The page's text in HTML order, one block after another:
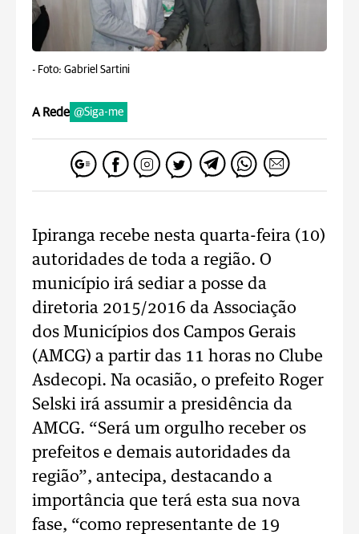
- Foto: Gabriel Sartini
A Rede @Siga-me
Ipiranga recebe nesta quarta-feira (10)
autoridades de toda a região. O
município irá sediar a posse da
diretoria 2015/2016 da Associação
dos Municípios dos Campos Gerais
(AMCG) a partir das 11 horas no Clube
Asdecopi. Na ocasião, o prefeito Roger
Selski irá assumir a presidência da
AMCG. “Será um orgulho receber os
prefeitos e demais autoridades da
região”, antecipa, destacando a
importância que terá esta sua nova
fase, “como representante de 19